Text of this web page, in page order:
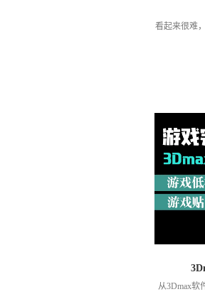
看起来很难
从3Dmax软